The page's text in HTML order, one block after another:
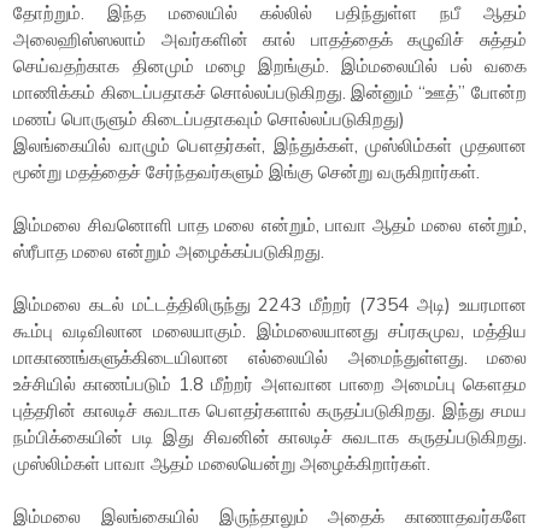
தோற்றும். இந்த மலையில் கல்லில் பதிந்துள்ள நபீ ஆதம்
அலைஹிஸ்ஸலாம் அவர்களின் கால் பாதத்தைக் கழுவிச் சுத்தம்
செய்வதற்காக தினமும் மழை இறங்கும். இம்மலையில் பல் வகை
மாணிக்கம் கிடைப்பதாகச் சொல்லப்படுகிறது. இன்னும் “ஊத்” போன்ற
மணப் பொருளும் கிடைப்பதாகவும் சொல்லப்படுகிறது)
இலங்கையில் வாழும் பௌதர்கள், இந்துக்கள், முஸ்லிம்கள் முதலான
மூன்று மதத்தைச் சேர்ந்தவர்களும் இங்கு சென்று வருகிறார்கள்.
இம்மலை சிவனொளி பாத மலை என்றும், பாவா ஆதம் மலை என்றும்,
ஸ்ரீபாத மலை என்றும் அழைக்கப்படுகிறது.
இம்மலை கடல் மட்டத்திலிருந்து 2243 மீற்றர் (7354 அடி) உயரமான
கூம்பு வடிவிலான மலையாகும். இம்மலையானது சப்ரகமுவ, மத்திய
மாகாணங்களுக்கிடையிலான எல்லையில் அமைந்துள்ளது. மலை
உச்சியில் காணப்படும் 1.8 மீற்றர் அளவான பாறை அமைப்பு கௌதம
புத்தரின் காலடிச் சுவடாக பௌதர்களால் கருதப்படுகிறது. இந்து சமய
நம்பிக்கையின் படி இது சிவனின் காலடிச் சுவடாக கருதப்படுகிறது.
முஸ்லிம்கள் பாவா ஆதம் மலையென்று அழைக்கிறார்கள்.
இம்மலை இலங்கையில் இருந்தாலும் அதைக் காணாதவர்களே